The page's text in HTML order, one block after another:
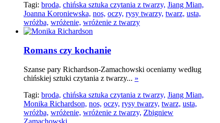
Tagi: broda, chińska sztuka czytania z twarzy, Jiang Mian,
Joanna Koroniewska, nos, oczy, rysy twarzy, twarz, usta,
wróżba, wróżenie, wróżenie z twarzy
Romans czy kochanie
Szanse pary Richardson-Zamachowski oceniamy według
chińskiej sztuki czytania z twarzy... »
Tagi: broda, chińska sztuka czytania z twarzy, Jiang Mian,
Monika Richardson, nos, oczy, rysy twarzy, twarz, usta,
wróżba, wróżenie, wróżenie z twarzy, Zbigniew
Zamachowski